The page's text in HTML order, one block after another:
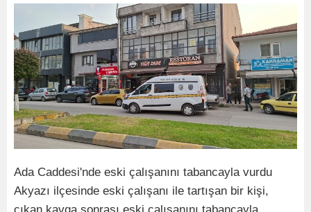
Ada Caddesi'nde eski çalışanını tabancayla vurdu
Akyazı ilçesinde eski çalışanı ile tartışan bir kişi,
çıkan kavga sonrası eski çalışanını tabancayla